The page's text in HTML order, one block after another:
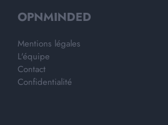
OPNMINDED
Mentions légales
L'équipe
Contact
Confidentialité